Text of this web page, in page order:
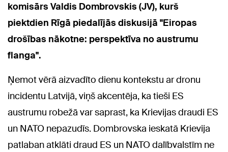
komisārs Valdis Dombrovskis (JV), kurš
piektdien Rīgā piedalījās diskusijā "Eiropas
drošības nākotne: perspektīva no austrumu
flanga".
Ņemot vērā aizvadīto dienu kontekstu ar dronu
incidentu Latvijā, viņš akcentēja, ka tieši ES
austrumu robežā var saprast, ka Krievijas draudi ES
un NATO nepazudīs. Dombrovska ieskatā Krievija
patlaban atklāti draud ES un NATO dalībvalstīm ne